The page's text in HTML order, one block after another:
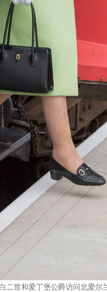
二世和爱丁堡公爵访问北爱